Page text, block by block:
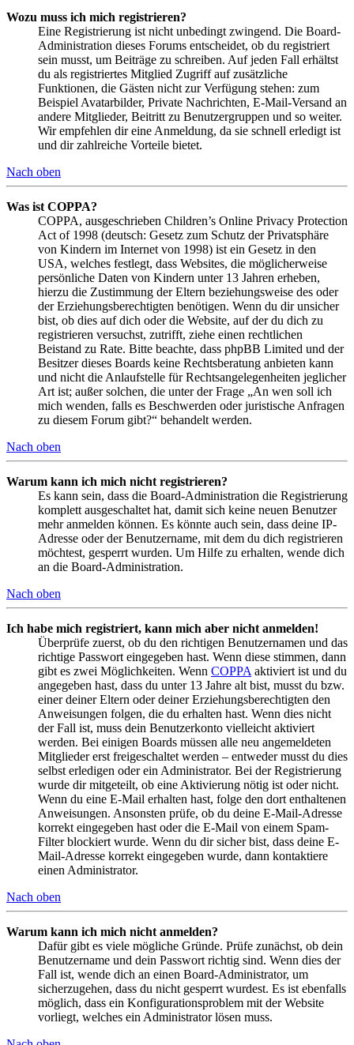
Wozu muss ich mich registrieren?
Eine Registrierung ist nicht unbedingt zwingend. Die Board-
Administration dieses Forums entscheidet, ob du registriert
sein musst, um Beiträge zu schreiben. Auf jeden Fall erhältst
du als registriertes Mitglied Zugriff auf zusätzliche
Funktionen, die Gästen nicht zur Verfügung stehen: zum
Beispiel Avatarbilder, Private Nachrichten, E-Mail-Versand an
andere Mitglieder, Beitritt zu Benutzergruppen und so weiter.
Wir empfehlen dir eine Anmeldung, da sie schnell erledigt ist
und dir zahlreiche Vorteile bietet.
Nach oben
Was ist COPPA?
COPPA, ausgeschrieben Children’s Online Privacy Protection
Act of 1998 (deutsch: Gesetz zum Schutz der Privatsphäre
von Kindern im Internet von 1998) ist ein Gesetz in den
USA, welches festlegt, dass Websites, die möglicherweise
persönliche Daten von Kindern unter 13 Jahren erheben,
hierzu die Zustimmung der Eltern beziehungsweise des oder
der Erziehungsberechtigten benötigen. Wenn du dir unsicher
bist, ob dies auf dich oder die Website, auf der du dich zu
registrieren versuchst, zutrifft, ziehe einen rechtlichen
Beistand zu Rate. Bitte beachte, dass phpBB Limited und der
Besitzer dieses Boards keine Rechtsberatung anbieten kann
und nicht die Anlaufstelle für Rechtsangelegenheiten jeglicher
Art ist; außer solchen, die unter der Frage „An wen soll ich
mich wenden, falls es Beschwerden oder juristische Anfragen
zu diesem Forum gibt?“ behandelt werden.
Nach oben
Warum kann ich mich nicht registrieren?
Es kann sein, dass die Board-Administration die Registrierung
komplett ausgeschaltet hat, damit sich keine neuen Benutzer
mehr anmelden können. Es könnte auch sein, dass deine IP-
Adresse oder der Benutzername, mit dem du dich registrieren
möchtest, gesperrt wurden. Um Hilfe zu erhalten, wende dich
an die Board-Administration.
Nach oben
Ich habe mich registriert, kann mich aber nicht anmelden!
Überprüfe zuerst, ob du den richtigen Benutzernamen und das
richtige Passwort eingegeben hast. Wenn diese stimmen, dann
gibt es zwei Möglichkeiten. Wenn COPPA aktiviert ist und du
angegeben hast, dass du unter 13 Jahre alt bist, musst du bzw.
einer deiner Eltern oder deiner Erziehungsberechtigten den
Anweisungen folgen, die du erhalten hast. Wenn dies nicht
der Fall ist, muss dein Benutzerkonto vielleicht aktiviert
werden. Bei einigen Boards müssen alle neu angemeldeten
Mitglieder erst freigeschaltet werden – entweder musst du dies
selbst erledigen oder ein Administrator. Bei der Registrierung
wurde dir mitgeteilt, ob eine Aktivierung nötig ist oder nicht.
Wenn du eine E-Mail erhalten hast, folge den dort enthaltenen
Anweisungen. Ansonsten prüfe, ob du deine E-Mail-Adresse
korrekt eingegeben hast oder die E-Mail von einem Spam-
Filter blockiert wurde. Wenn du dir sicher bist, dass deine E-
Mail-Adresse korrekt eingegeben wurde, dann kontaktiere
einen Administrator.
Nach oben
Warum kann ich mich nicht anmelden?
Dafür gibt es viele mögliche Gründe. Prüfe zunächst, ob dein
Benutzername und dein Passwort richtig sind. Wenn dies der
Fall ist, wende dich an einen Board-Administrator, um
sicherzugehen, dass du nicht gesperrt wurdest. Es ist ebenfalls
möglich, dass ein Konfigurationsproblem mit der Website
vorliegt, welches ein Administrator lösen muss.